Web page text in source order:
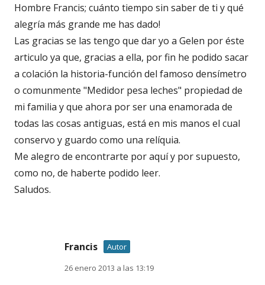
Hombre Francis; cuánto tiempo sin saber de ti y qué
alegría más grande me has dado!
Las gracias se las tengo que dar yo a Gelen por éste
articulo ya que, gracias a ella, por fin he podido sacar
a colación la historia-función del famoso densímetro
o comunmente "Medidor pesa leches" propiedad de
mi familia y que ahora por ser una enamorada de
todas las cosas antiguas, está en mis manos el cual
conservo y guardo como una relíquia.
Me alegro de encontrarte por aquí y por supuesto,
como no, de haberte podido leer.
Saludos.
Francis
Autor
26 enero 2013 a las 13:19